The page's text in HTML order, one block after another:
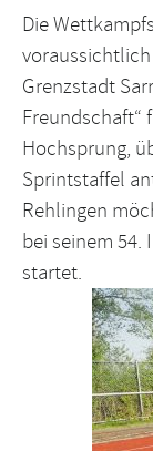
Die
voraussichtlich
Grenzstadt
Freundschaft“
Hochsprung,
Sprintstaffel
Rehlingen
bei seinem
startet.